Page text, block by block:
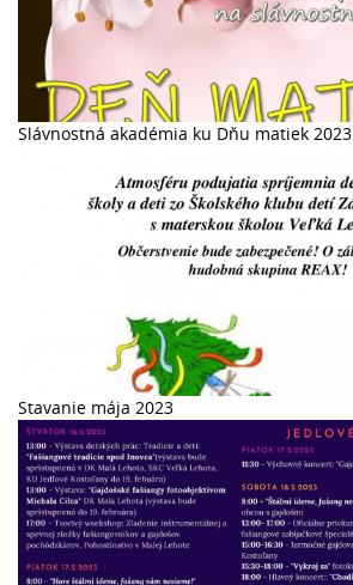
Slávnostná akadémia ku Dňu matiek 2023
Stavanie mája 2023